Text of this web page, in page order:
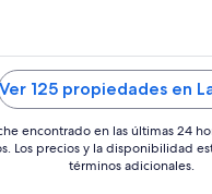
Ver 125 propiedades en
encontrado en las últimas 24
Los precios y la disponibilidad
términos adicionales.